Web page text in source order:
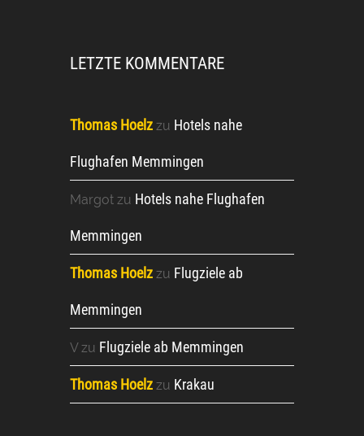
LETZTE KOMMENTARE
Thomas Hoelz zu Hotels nahe
Flughafen Memmingen
Margot zu Hotels nahe Flughafen
Memmingen
Thomas Hoelz zu Flugziele ab
Memmingen
Vzu Flugziele ab Memmingen
Thomas Hoelz zu Krakau